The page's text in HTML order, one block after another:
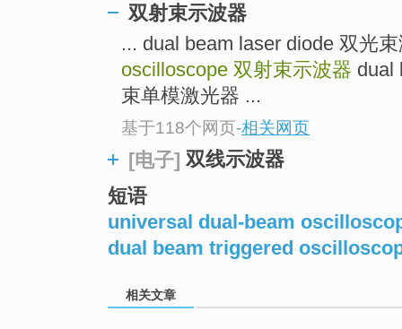
双射束示波器
... dual beam laser diode 双光
oscilloscope 双射束示波器 dual
束单模激光器 ...
基于118个网页-相关网页
[电子] 双线示波器
短语
universal dual-beam
dual beam triggered
相关文章